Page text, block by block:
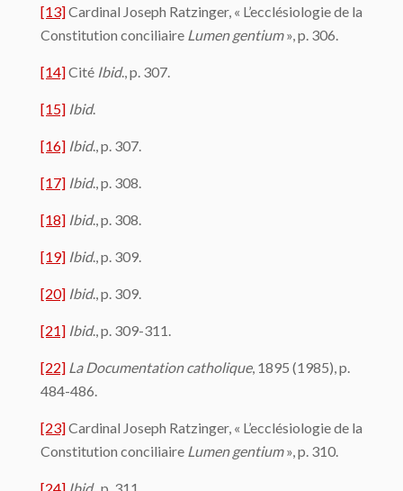
[13]Cardinal Joseph Ratzinger, « L’ecclésiologie de la
Constitution conciliaire Lumen gentium», p. 306.
[14]Cité Ibid., p. 307.
[15] Ibid.
[16] Ibid., p. 307.
[17] Ibid., p. 308.
[18] Ibid., p. 308.
[19] Ibid., p. 309.
[20] Ibid., p. 309.
[21] Ibid., p. 309-311.
[22] La Documentation catholique, 1895 (1985), p.
484-486.
[23]Cardinal Joseph Ratzinger, « L’ecclésiologie de la
Constitution conciliaire Lumen gentium», p. 310.